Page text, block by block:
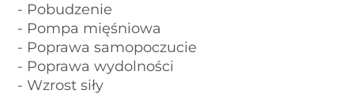
- Pobudzenie
- Pompa mięśniowa
- Poprawa samopoczucie
- Poprawa wydolności
- Wzrost siły